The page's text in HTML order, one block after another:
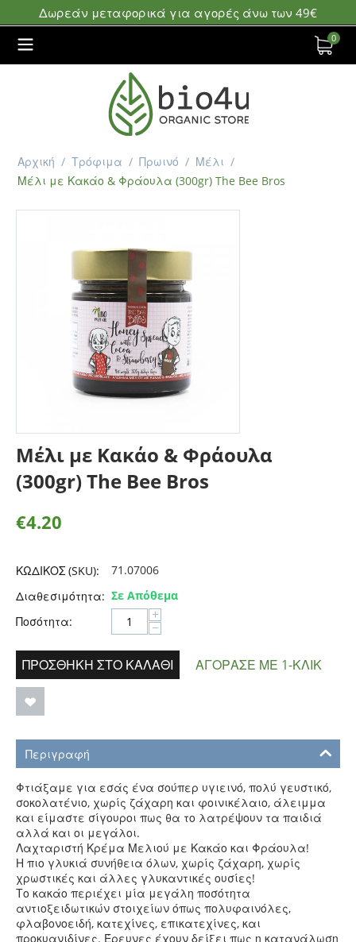
Δωρεάν μεταφορικά για αγορές άνω των 49€
0
Αρχική / Τρόφιμα / Πρωινό / Μέλι /
Μέλι με Κακάο & Φράουλα (300gr) The Bee Bros
Μέλι με Κακάο & Φράουλα
(300gr) The Bee Bros
€4.20
ΚΩΔΙΚΟΣ (SKU):
71.07006
Διαθεσιμότητα: Σε Απόθεμα
Ποσότητα:
+
−
ΠΡΟΣΘΉΚΗ ΣΤΟ ΚΑΛΆΘΙ ΑΓΌΡΑΣΕ ΜΕ 1-ΚΛΙΚ
Περιγραφή
Φτιάξαμε για εσάς ένα σούπερ υγιεινό, πολύ γευστικό,
σοκολατένιο, χωρίς ζάχαρη και φοινικέλαιο, άλειμμα
και είμαστε σίγουροι πως θα το λατρέψουν τα παιδιά
αλλά και οι μεγάλοι.
Λαχταριστή Κρέμα Μελιού με Κακάο και Φράουλα!
Η πιο γλυκιά συνήθεια όλων, χωρίς ζάχαρη, χωρίς
χρωστικές και άλλες γλυκαντικές ουσίες!
Το κακάο περιέχει μία μεγάλη ποσότητα
αντιοξειδωτικών στοιχείων όπως πολυφαινόλες,
φλαβονοειδή, κατεχίνες, επικατεχίνες, και
προκυανιδίνες. Έρευνες έχουν δείξει πως η κατανάλωση